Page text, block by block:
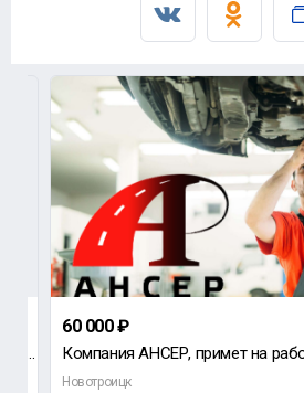
Требуются стрелки для охраны объектов железнодорожного транспорта.
60 000 ₽
Новотроицк